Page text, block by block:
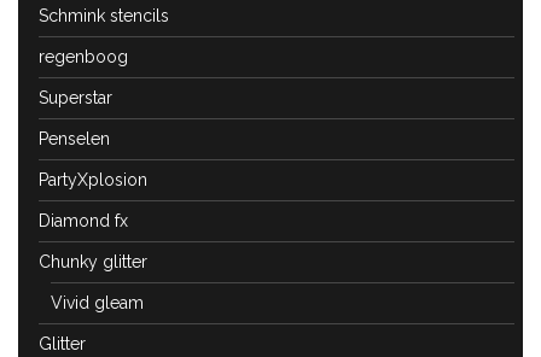
Schmink stencils
regenboog
Superstar
Penselen
PartyXplosion
Diamond fx
Chunky glitter
Vivid gleam
Glitter